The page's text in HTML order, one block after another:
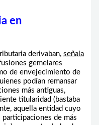
en
derivaban, señala
gemelares
de envejecimiento de
podían remansar
más antiguas,
titularidad (bastaba
aquella entidad cuyo
de más